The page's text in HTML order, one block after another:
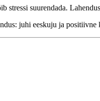
stressi suurendada.
juhi eeskuju ja